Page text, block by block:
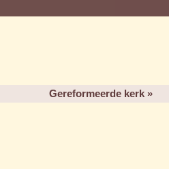
Gereformeerde kerk »